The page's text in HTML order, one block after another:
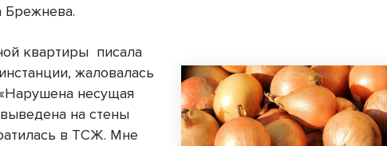
Брежнева.
квартиры писала
жаловалась
несущая
на стены
в ТСЖ. Мне